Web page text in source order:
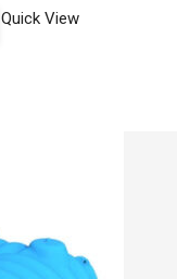
Quick View